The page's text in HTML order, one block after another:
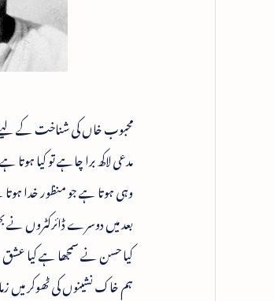
محبوب خاں کی شناخت کے لیے
مدعی لاکھ برا چاہے تو کیا ہوتا ہے
وہی ہوتا ہے جو منظور خدا
بعد میں دوسرے ڈائرکٹروں نے
کیا حسن نے سمجھا ہے کیا
ہم خاک نشینوں کی ٹھوکر میں